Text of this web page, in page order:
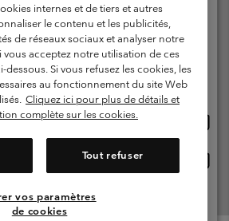
de confidentialité
généré par l'utilisateur
Impressum
internes et de tiers et autres
le contenu et les publicités,
de réseaux sociaux et analyser notre
vous acceptez notre utilisation de ces
Si vous refusez les cookies, les
au fonctionnement du site Web
Cliquez ici pour plus de détails et
complète sur les cookies.
Tout refuser
vos paramètres
de cookies
votre pays d’expédition et
votre langue
en ligne disponibles
ligne
Voir Tous Les Pays